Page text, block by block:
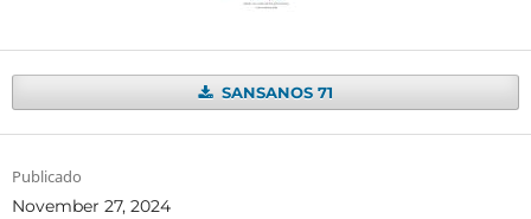
SANSANOS 71
Publicado
November 27, 2024